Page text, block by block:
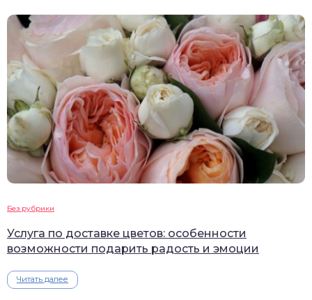
Без рубрики
Услуга по доставке цветов: особенности
возможности подарить радость и эмоции
Читать далее